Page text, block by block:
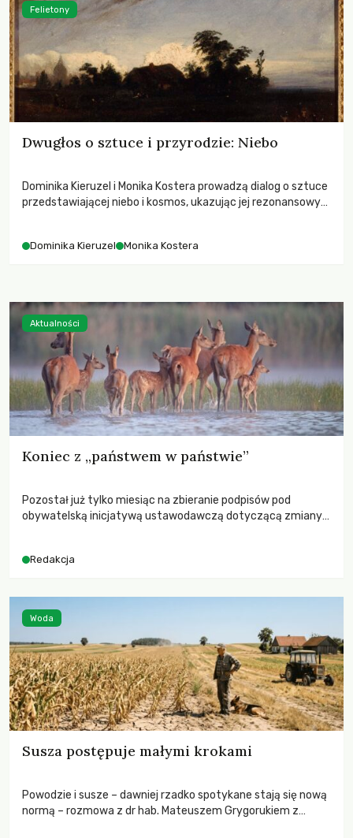
Dwugłos o sztuce i przyrodzie: Niebo
Dominika Kieruzel i Monika Kostera prowadzą dialog o sztuce
przedstawiającej niebo i kosmos, ukazując jej rezonansowy
Dominika Kieruzel Monika Kostera
Felietony
Koniec z „państwem w państwie”
Pozostał już tylko miesiąc na zbieranie podpisów pod
obywatelską inicjatywą ustawodawczą dotyczącą zmiany
niezwykle korzystne rozwiązania dla przyrody i zwierząt,
funkcjonowania łowiectwa w Polsce.
Redakcja
Aktualności
Susza postępuje małymi krokami
Powodzie i susze – dawniej rzadko spotykane stają się nową
normą – rozmowa z dr hab. Mateuszem Grygorukiem z
Woda